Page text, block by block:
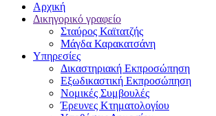
Αρχική
Δικηγορικό γραφείο
Σταύρος Καϊτατζής
Μάγδα Καρακατσάνη
Υπηρεσίες
Δικαστηριακή Εκπροσώπηση
Εξωδικαστική Εκπροσώπηση
Νομικές Συμβουλές
Έρευνες Κτηματολογίου